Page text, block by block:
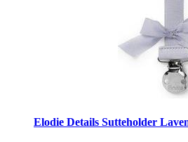
Elodie Details Sutteholder